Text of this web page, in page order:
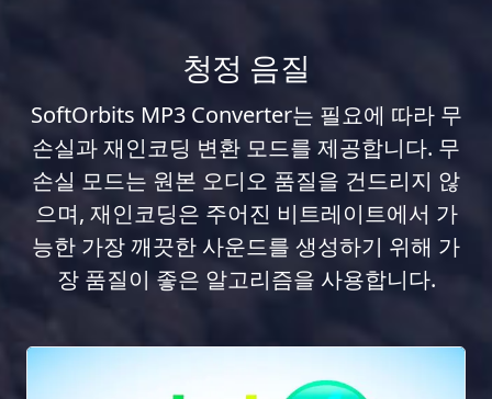
청정 음질
SoftOrbits MP3 Converter는 필요에 따라 무
손실과 재인코딩 변환 모드를 제공합니다. 무
손실 모드는 원본 오디오 품질을 건드리지 않
으며, 재인코딩은 주어진 비트레이트에서 가
능한 가장 깨끗한 사운드를 생성하기 위해 가
장 품질이 좋은 알고리즘을 사용합니다.